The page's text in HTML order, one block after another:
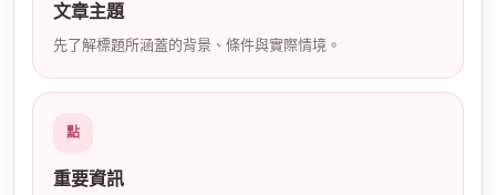
文章主題
先了解標題所涵蓋的背景、條件與實際情境。
點
重要資訊